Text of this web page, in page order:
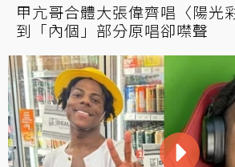
甲亢哥合體大張偉齊唱〈陽光
到「內個」部分原唱卻噤聲